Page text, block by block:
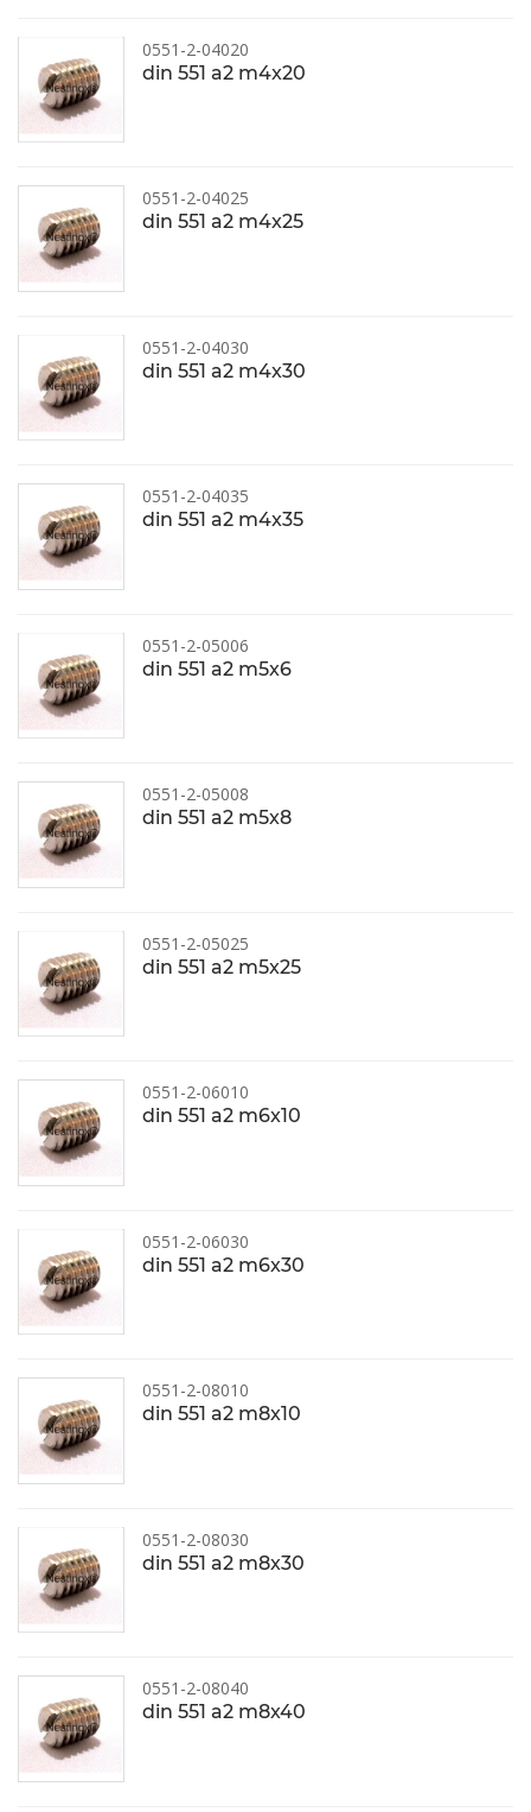
0551-2-04020
din 551 a2 m4x20
0551-2-04025
din 551 a2 m4x25
0551-2-04030
din 551 a2 m4x30
0551-2-04035
din 551 a2 m4x35
0551-2-05006
din 551 a2 m5x6
0551-2-05008
din 551 a2 m5x8
0551-2-05025
din 551 a2 m5x25
0551-2-06010
din 551 a2 m6x10
0551-2-06030
din 551 a2 m6x30
0551-2-08010
din 551 a2 m8x10
0551-2-08030
din 551 a2 m8x30
0551-2-08040
din 551 a2 m8x40